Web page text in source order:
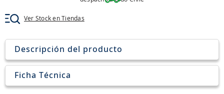
Ver Stock en Tiendas
Descripción del producto
Ficha Técnica